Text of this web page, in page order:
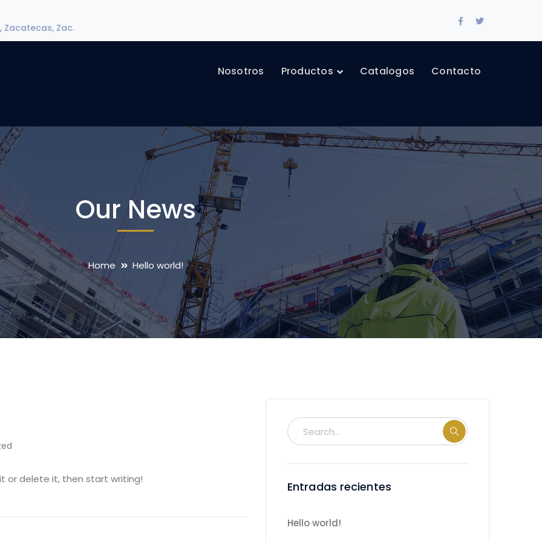
Zacatecas, Zac.
Facebook
Twitter
Nosotros Productos Catalogos Contacto
Our News
Home Hello world!
or delete it, then start writing!
Entradas recientes
Hello world!